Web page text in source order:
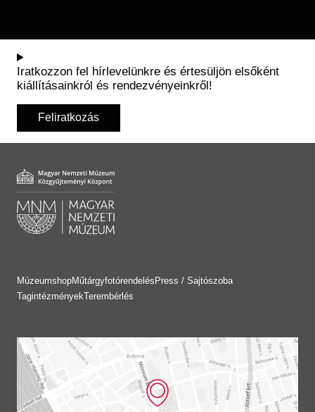
Iratkozzon fel hírlevelünkre és értesüljön elsőként
kiállításainkról és rendezvényeinkről!
Feliratkozás
MúzeumshopMűtárgyfotórendelés Press / Sajtószoba
TagintézményekTerembérlés